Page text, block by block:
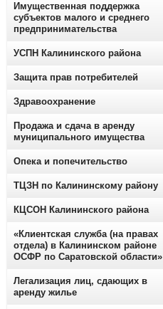
Имущественная поддержка
субъектов малого и среднего
предпринимательства
УСПН Калининского района
Защита прав потребителей
Здравоохранение
Продажа и сдача в аренду
муниципального имущества
Опека и попечительство
ТЦЗН по Калининскому району
КЦСОН Калининского района
«Клиентская служба (на правах
отдела) в Калининском районе
ОСФР по Саратовской области»
Легализация лиц, сдающих в
аренду жилье